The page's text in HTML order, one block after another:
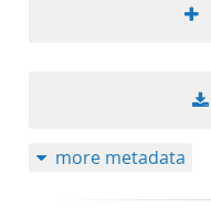
more metadata